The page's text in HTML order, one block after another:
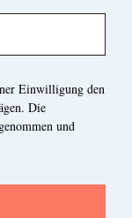
Einwilligung den
Die
und